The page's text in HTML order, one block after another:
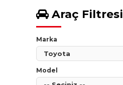
Araç Filtresi
Marka
Model